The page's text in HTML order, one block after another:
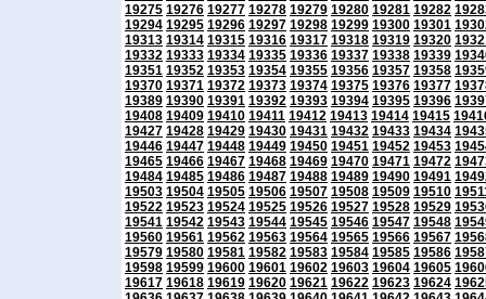
19275 19276 19277 19278 19279 19280 19281 19282
19294 19295 19296 19297 19298 19299 19300 19301
19313 19314 19315 19316 19317 19318 19319 19320
19332 19333 19334 19335 19336 19337 19338 19339
19351 19352 19353 19354 19355 19356 19357 19358
19370 19371 19372 19373 19374 19375 19376 19377
19389 19390 19391 19392 19393 19394 19395 19396
19408 19409 19410 19411 19412 19413 19414 19415
19427 19428 19429 19430 19431 19432 19433 19434
19446 19447 19448 19449 19450 19451 19452 19453
19465 19466 19467 19468 19469 19470 19471 19472
19484 19485 19486 19487 19488 19489 19490 19491
19503 19504 19505 19506 19507 19508 19509 19510
19522 19523 19524 19525 19526 19527 19528 19529
19541 19542 19543 19544 19545 19546 19547 19548
19560 19561 19562 19563 19564 19565 19566 19567
19579 19580 19581 19582 19583 19584 19585 19586
19598 19599 19600 19601 19602 19603 19604 19605
19617 19618 19619 19620 19621 19622 19623 19624